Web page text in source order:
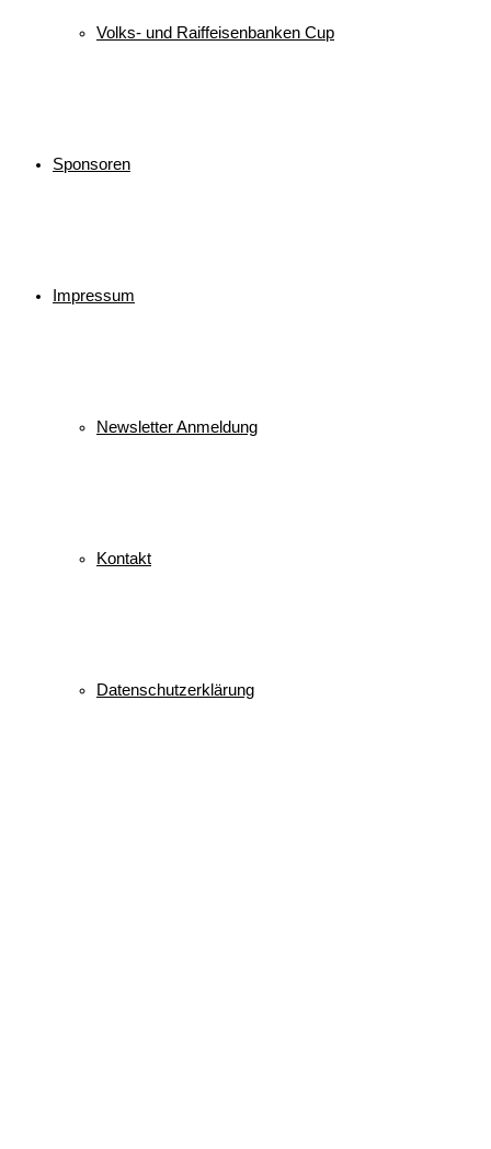
Volks- und Raiffeisenbanken Cup
Sponsoren
Impressum
Newsletter Anmeldung
Kontakt
Datenschutzerklärung